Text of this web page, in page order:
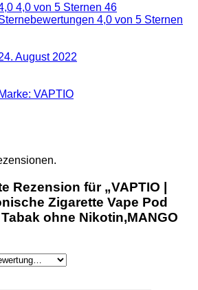
4,0 von 5 Sternen 46
4,0 von 5 Sternen
August 2022
Marke: VAPTIO
Rezension für „VAPTIO |
Zigarette Vape Pod
ohne Nikotin,MANGO